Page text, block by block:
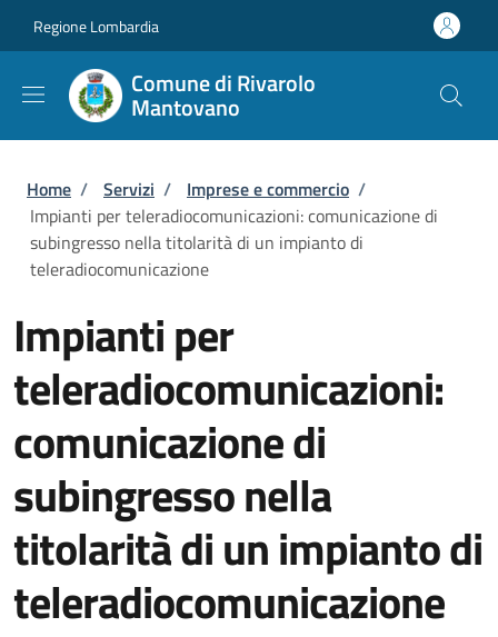
Regione Lombardia
Comune di Rivarolo
Mantovano
Briciole di pane
Home / Servizi / Imprese e commercio /
Impianti per teleradiocomunicazioni: comunicazione di
subingresso nella titolarità di un impianto di
teleradiocomunicazione
Impianti per
teleradiocomunicazioni:
comunicazione di
subingresso nella
titolarità di un impianto di
teleradiocomunicazione